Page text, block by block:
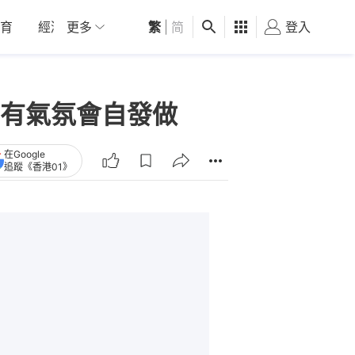
經濟 01深圳 觀點 健康 好食玩飛
更多 繁 简 登入
氣氛會自發做
在Google
追蹤《香港01》